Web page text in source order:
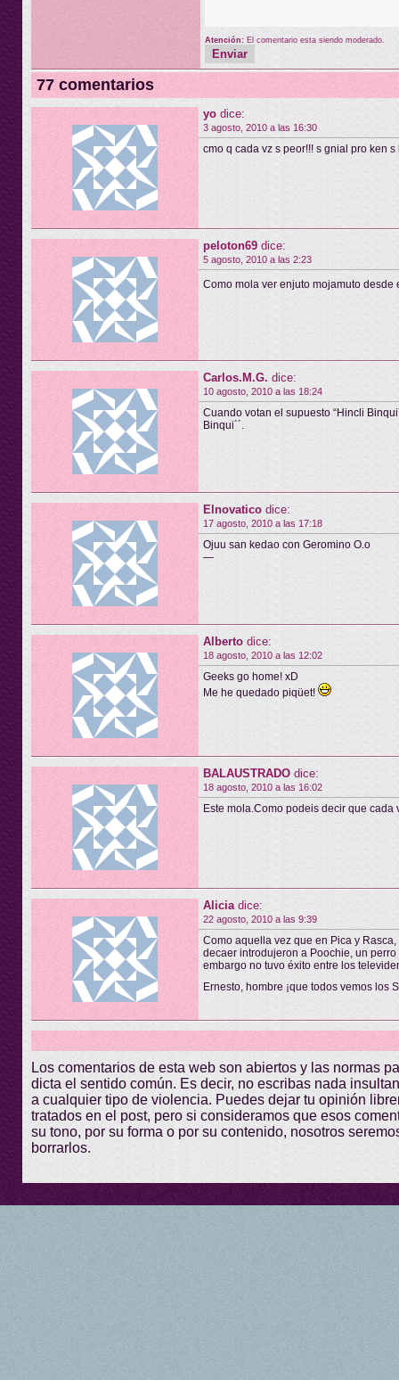
Atención: El comentario esta siendo moderado.
77 comentarios
yo dice:
3 agosto, 2010 a las 16:30
cmo q cada vz s peor!!! s gnial pro ken
peloton69 dice:
5 agosto, 2010 a las 2:23
Como mola ver enjuto mojamuto desde
Carlos.M.G. dice:
10 agosto, 2010 a las 18:24
Cuando votan el supuesto “Hincli
Binqui´´.
Elnovatico dice:
17 agosto, 2010 a las 17:18
Ojuu san kedao con Geromino O.o
—
Alberto dice:
18 agosto, 2010 a las 12:02
Geeks go home! xD
Me he quedado piqüet!
BALAUSTRADO dice:
18 agosto, 2010 a las 16:02
Este mola.Como podeis decir que
Alicia dice:
22 agosto, 2010 a las 9:39
Como aquella vez que en Pica y
decaer introdujeron a Poochie, un
embargo no tuvo éxito entre los
Ernesto, hombre ¡que todos vemos los
Los comentarios de esta web son abiertos y las normas
dicta el sentido común. Es decir, no escribas nada
a cualquier tipo de violencia. Puedes dejar tu opinión
tratados en el post, pero si consideramos que esos
su tono, por su forma o por su contenido, nosotros
borrarlos.